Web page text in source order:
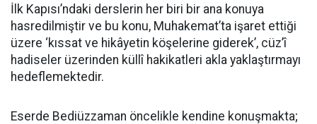
İlk Kapısı’ndaki derslerin her biri bir ana konuya
hasredilmiştir ve bu konu, Muhakemat’ta işaret ettiği
üzere ‘kıssat ve hikâyetin köşelerine giderek’, cüz’î
hadiseler üzerinden küllî hakikatleri akla yaklaştırmayı
hedeflemektedir.
Eserde Bediüzzaman öncelikle kendine konuşmakta;